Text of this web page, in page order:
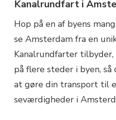
Kanalrundfart i
Hop på en af byens
se Amsterdam fra en
Kanalrundfarter
på flere steder i byen,
at gøre din transport til
seværdigheder i